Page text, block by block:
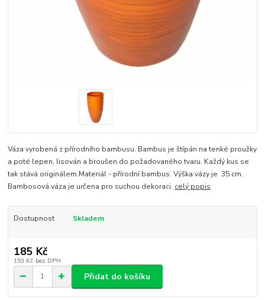
Váza vyrobená z přírodního bambusu. Bambus je štípán na tenké proužky
a poté lepen, lisován a broušen do požadovaného tvaru. Každý kus se
tak stává originálem.Materiál - přírodní bambus. Výška vázy je 35 cm.
Bambosová váza je určena pro suchou dekoraci. celý popis
Dostupnost Skladem
185 Kč
153 Kč bez DPH
Přidat do košíku